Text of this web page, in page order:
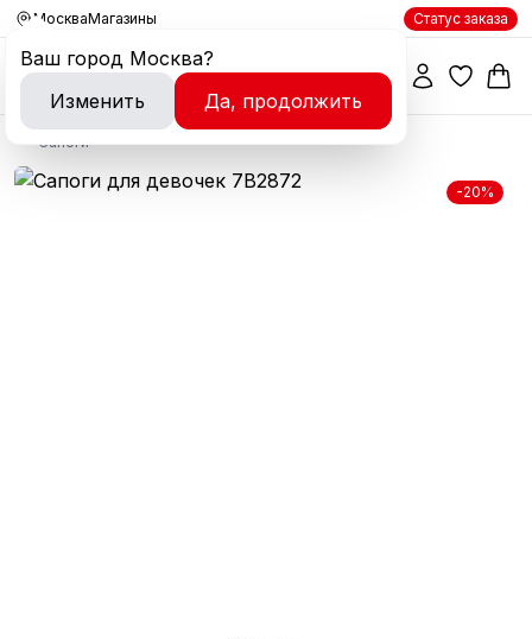
Москва
Ваш город Москва?
Изменить
Да, продолжить
Магазины Статус заказа
Сапоги
-20%